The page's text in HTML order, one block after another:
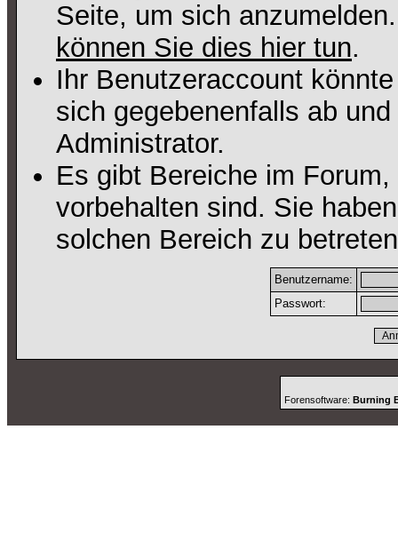
Seite, um sich
können Sie dies hier tun.
Ihr Benutzeraccount
sich gegebenenfalls ab
Administrator.
Es gibt Bereiche im
vorbehalten sind. Sie
solchen Bereich zu
Benutzername:
Passwort:
Forensoftware: Burning